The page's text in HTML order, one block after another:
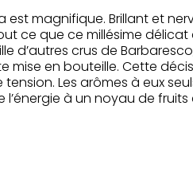
est magnifique. Brillant et
ce que ce millésime
d’autres crus de
mise en bouteille. Cette
tension. Les arômes à eux
à un noyau de fruits